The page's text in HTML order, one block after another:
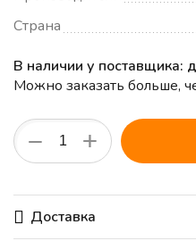
Страна
В наличии у поставщика:
Можно заказать больше,
+
−
Доставка